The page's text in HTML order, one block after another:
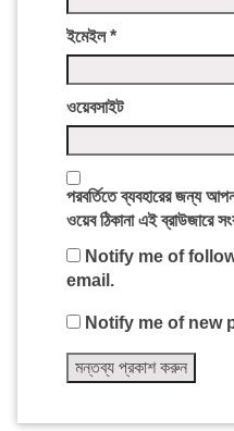
ইমেইল*
ওয়েবসাইট
পরবর্তিতে ব্যবহারের জন্য
ওয়েব ঠিকানা এই ব্রাউজারে
Notify me of
email.
Notify me of new